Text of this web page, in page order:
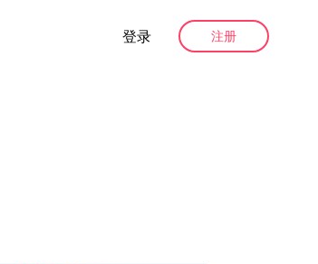
登录 注册